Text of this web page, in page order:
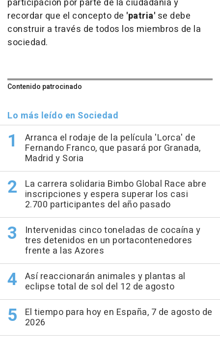
recordar que el concepto de 'patria' se debe
construir a través de todos los miembros de la
sociedad.
Contenido patrocinado
Lo más leído en Sociedad
Arranca el rodaje de la película 'Lorca' de
Fernando Franco, que pasará por Granada,
Madrid y Soria
La carrera solidaria Bimbo Global Race abre
inscripciones y espera superar los casi
2.700 participantes del año pasado
Intervenidas cinco toneladas de cocaína y
tres detenidos en un portacontenedores
frente a las Azores
Así reaccionarán animales y plantas al
eclipse total de sol del 12 de agosto
El tiempo para hoy en España, 7 de agosto de
2026